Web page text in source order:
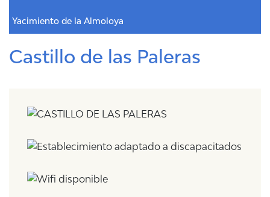
Yacimiento de la Almoloya
Castillo de las Paleras